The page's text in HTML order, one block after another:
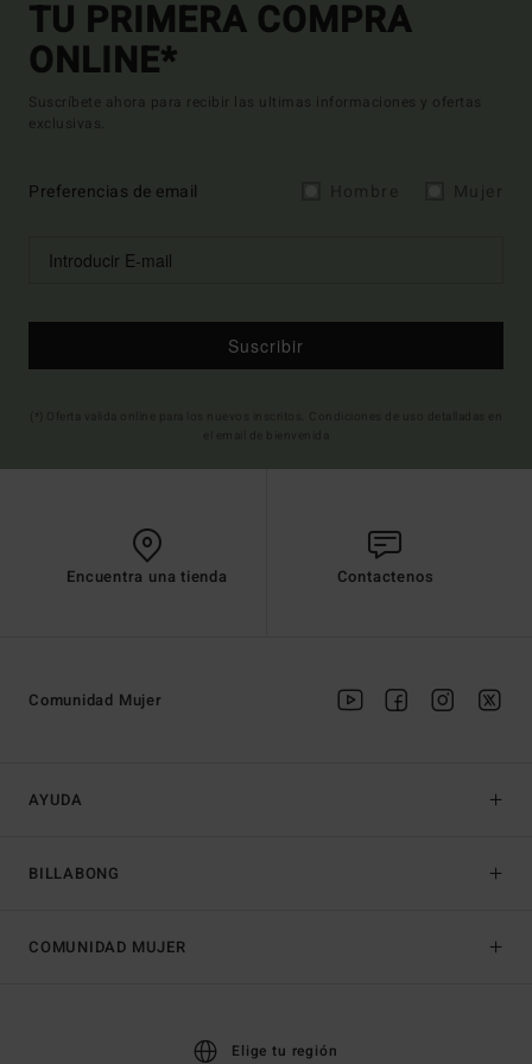
TU PRIMERA COMPRA
ONLINE*
Suscríbete ahora para recibir las ultimas informaciones y ofertas
exclusivas.
Preferencias de email
Suscribir
Encuentra una tienda Contactenos
AYUDA
BILLABONG
Comunidad Mujer
COMUNIDAD MUJER
Elige tu región